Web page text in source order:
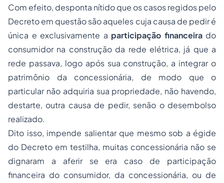
Com efeito, desponta nítido que os casos regidos pelo
Decreto em questão são aqueles cuja causa de pedir é
única e exclusivamente a participação financeirado
consumidor na construção da rede elétrica, já que a
rede passava, logo após sua construção, a integrar o
patrimônio da concessionária, de modo que o
particular não adquiria sua propriedade, não havendo,
destarte, outra causa de pedir, senão o desembolso
realizado.
Dito isso, impende salientar que mesmo sob a égide
do Decreto em testilha, muitas concessionária não se
dignaram a aferir se era caso de participação
financeira do consumidor, da concessionária, ou de